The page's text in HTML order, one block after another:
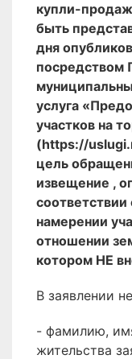
купли-
быть
дня
посредством
услуга
участков на
(https://
цель
извещение ,
намерении
отношении
котором НЕ
В заявлении
- фамилию,
жительства